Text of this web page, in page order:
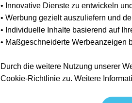
• Innovative Dienste zu entwickeln
• Werbung gezielt auszuliefern und
• Individuelle Inhalte basierend auf
• Maßgeschneiderte Werbeanzeigen
Durch die weitere Nutzung unserer
Cookie-Richtlinie zu. Weitere